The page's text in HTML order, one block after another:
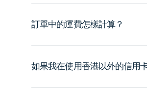
訂單中的運費怎樣計算？
如果我在使用香港以外的信用